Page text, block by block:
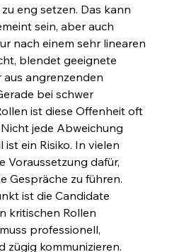
eng setzen. Das kann
sein, aber auch
nach einem sehr linearen
blendet geeignete
aus angrenzenden
bei schwer
ist diese Offenheit oft
jede Abweichung
ein Risiko. In vielen
Voraussetzung dafür,
Gespräche zu führen.
ist die Candidate
kritischen Rollen
professionell,
zügig kommunizieren.